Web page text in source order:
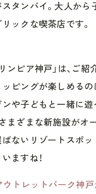
タンバイ。大人から
ックな喫茶店です。
ンピア神戸」は、ご
ピングが楽しめるの
や子どもと一緒に遊
まざまな新施設がオ
ないリゾートスポッ
ますね！
ウトレットパーク神